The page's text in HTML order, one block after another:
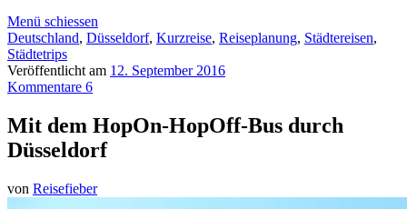
Menü schiessen
Deutschland, Düsseldorf, Kurzreise, Reiseplanung, Städtereisen,
Städtetrips
Veröffentlicht am 12. September 2016
Kommentare 6
Mit dem HopOn-HopOff-Bus durch
Düsseldorf
von Reisefieber